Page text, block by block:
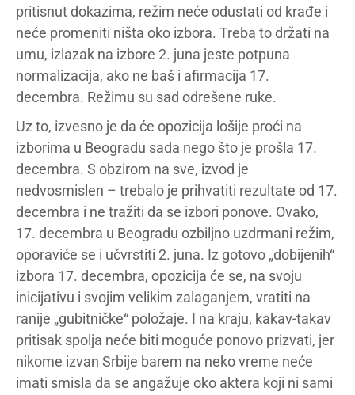
pritisnut dokazima, režim neće odustati od krađe i
neće promeniti ništa oko izbora. Treba to držati na
umu, izlazak na izbore 2. juna jeste potpuna
normalizacija, ako ne baš i afirmacija 17.
decembra. Režimu su sad odrešene ruke.
Uz to, izvesno je da će opozicija lošije proći na
izborima u Beogradu sada nego što je prošla 17.
decembra. S obzirom na sve, izvod je
nedvosmislen – trebalo je prihvatiti rezultate od 17.
decembra i ne tražiti da se izbori ponove. Ovako,
17. decembra u Beogradu ozbiljno uzdrmani režim,
oporaviće se i učvrstiti 2. juna. Iz gotovo „dobijenih“
izbora 17. decembra, opozicija će se, na svoju
inicijativu i svojim velikim zalaganjem, vratiti na
ranije „gubitničke“ položaje. I na kraju, kakav-takav
pritisak spolja neće biti moguće ponovo prizvati, jer
nikome izvan Srbije barem na neko vreme neće
imati smisla da se angažuje oko aktera koji ni sami